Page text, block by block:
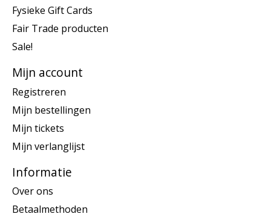
Fysieke Gift Cards
Fair Trade producten
Sale!
Mijn account
Registreren
Mijn bestellingen
Mijn tickets
Mijn verlanglijst
Informatie
Over ons
Betaalmethoden